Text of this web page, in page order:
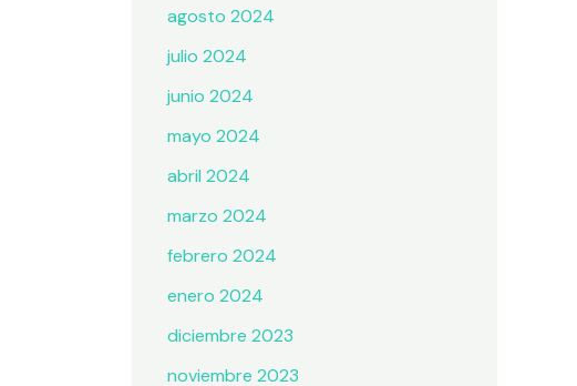
agosto 2024
julio 2024
junio 2024
mayo 2024
abril 2024
marzo 2024
febrero 2024
enero 2024
diciembre 2023
noviembre 2023